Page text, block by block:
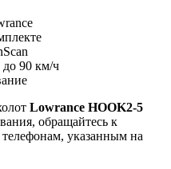
до 90 км/ч
Lowrance HOOK2-5
обращайтесь к
указанным на